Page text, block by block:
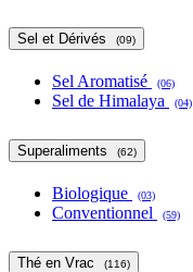
Sel et Dérivés (09)
Sel Aromatisé (06)
Sel de Himalaya (04)
Superaliments (62)
Biologique (03)
Conventionnel (59)
Thé en Vrac (116)